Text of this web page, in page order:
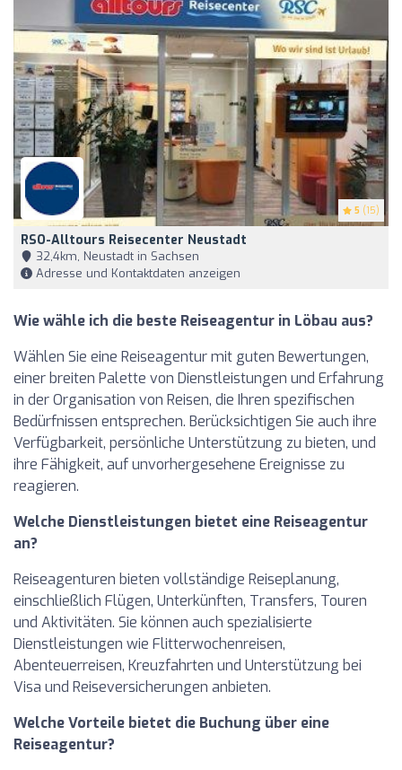
5 (15)
RSO-Alltours Reisecenter Neustadt
32,4km, Neustadt in Sachsen
Adresse und Kontaktdaten anzeigen
Wie wähle ich die beste Reiseagentur in Löbau aus?
Wählen Sie eine Reiseagentur mit guten Bewertungen,
einer breiten Palette von Dienstleistungen und Erfahrung
in der Organisation von Reisen, die Ihren spezifischen
Bedürfnissen entsprechen. Berücksichtigen Sie auch ihre
Verfügbarkeit, persönliche Unterstützung zu bieten, und
ihre Fähigkeit, auf unvorhergesehene Ereignisse zu
reagieren.
Welche Dienstleistungen bietet eine Reiseagentur
an?
Reiseagenturen bieten vollständige Reiseplanung,
einschließlich Flügen, Unterkünften, Transfers, Touren
und Aktivitäten. Sie können auch spezialisierte
Dienstleistungen wie Flitterwochenreisen,
Abenteuerreisen, Kreuzfahrten und Unterstützung bei
Visa und Reiseversicherungen anbieten.
Welche Vorteile bietet die Buchung über eine
Reiseagentur?